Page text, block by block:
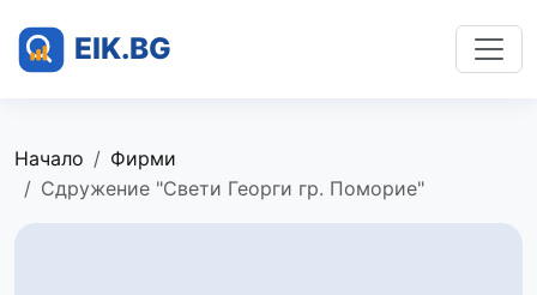
Начало
Фирми
Сдружение "Свети Георги гр. Поморие"